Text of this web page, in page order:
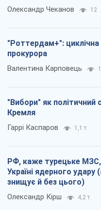
Олександр Чеканов 12
"Роттердам+":
прокурора
Валентина Карповець
"Вибори" як політичний
Кремля
Гаррі Каспаров 1,1 т.
РФ, каже турецьке
Україні ядерного удару
знищує й без цього)
Олександр Кірш 4,2 т.